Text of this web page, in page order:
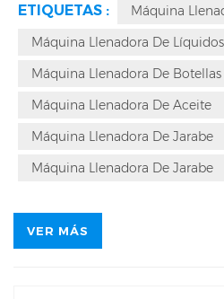
ampliamente utilizadas en las
sanitaria, alimentaria y química.
controladas por PLC, incorporan
servomotores Siemens,
cilindros para el llenado
adaptabilidad a diferentes
ETIQUETAS :
Máquina
Máquina Llenadora De
Máquina Llenadora De
Máquina Llenadora De Aceite
Máquina Llenadora De Jarabe
Máquina Llenadora De Jarabe
VER MÁS